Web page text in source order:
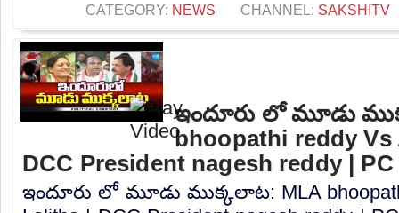
CATEGORY: NEWS CHANNEL: SAKSHITV
ఇందూరు లో మూడు
bhoopathi reddy Vs
DCC President nagesh reddy | PC
ఇందూరు లో మూడు ముక్కలాట: MLA